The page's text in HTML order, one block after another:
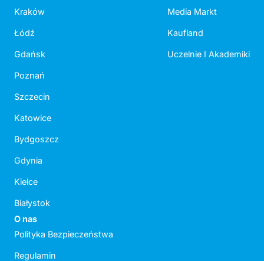
Kraków
Łódź
Gdańsk
Poznań
Szczecin
Katowice
Bydgoszcz
Gdynia
Kielce
Białystok
Media Markt
Kaufland
Uczelnie I Akademiki
O nas
Polityka Bezpieczeństwa
Regulamin